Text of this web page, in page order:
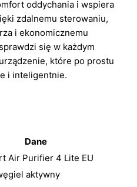
oddychania i wspiera
zdalnemu sterowaniu,
i ekonomicznemu
się w każdym
które po prostu
i inteligentnie.
Dane
Air Purifier 4 Lite EU
aktywny